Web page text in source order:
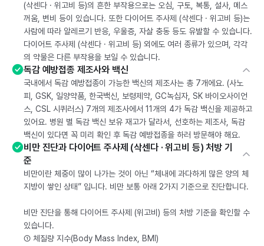
(삭센다 · 위고비 등)의 흔한 부작용으로는 오심, 구토, 복통, 설사, 메스
꺼움, 변비 등이 있습니다. 또한 다이어트 주사제 (삭센다 · 위고비 등)는
사람에 따라 알레르기 반응, 우울증, 자살 충동 등도 유발할 수 있습니다.
다이어트 주사제 (삭센다 · 위고비 등) 외에도 여러 종류가 있으며, 각각
의 약물은 다른 부작용을 보일 수 있습니다.
독감 예방접종 제조사와 백신
국내에서 독감 예방접종이 가능한 백신의 제조사는 총 7개에요. (사노
피, GSK, 일양약품, 한국백신, 보령제약, GC녹십자, SK 바이오사이언
스, CSL 시퀴러스) 7개의 제조사에서 11개의 4가 독감 백신을 제공하고
있어요. 병원 별 독감 백신 보유 재고가 달라서, 선호하는 제조사, 독감
백신이 있다면 꼭 미리 확인 후 독감 예방접종을 하러 방문해야 해요.
비만 진단과 다이어트 주사제 (삭센다 · 위고비 등) 처방 기
준
비만이란 체중이 많이 나가는 것이 아닌 “체내에 과다하게 많은 양의 체
지방이 쌓인 상태” 입니다. 비만 보통 아래 2가지 기준으로 진단합니다.
비만 진단을 통해 다이어트 주사제 (위고비) 등의 처방 기준을 확인할 수
있습니다.
① 체질량 지수(Body Mass Index, BMI)